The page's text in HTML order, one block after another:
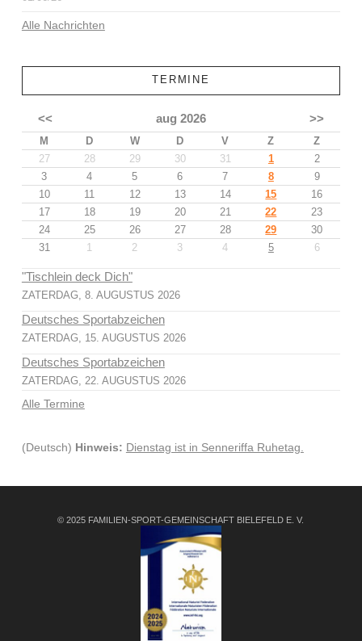
Alle Nachrichten
TERMINE
<< aug 2026 >>
M D W D V Z
Z
27
28 29 30 31 1
2
3
4 5 6 7 8
9
10
11 12 13 14 15
16
17
18 19 20 21 22
23
24
25 26 27 28 29
30
31
1 2 3 4 5 6
"Tischlein deck Dich"
ZATERDAG, 8. AUGUSTUS 2026
Deutsches Sportabzeichen
ZATERDAG, 15. AUGUSTUS 2026
Deutsches Sportabzeichen
ZATERDAG, 22. AUGUSTUS 2026
Alle Termine
(Deutsch) Hinweis: Dienstag ist in Senneriffa Ruhetag.
© 2025 FAMILIEN-SPORT-GEMEINSCHAFT BIELEFELD E. V.